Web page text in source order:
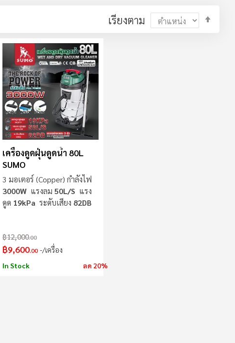
เรียงตาม
เครื่องดูดฝุ่นดูดน้ำ 80L
SUMO
3 มอเตอร์ (Copper) กำลังไฟ
3000W แรงลม 50L/S แรง
ดูด 19kPa ระดับเสียง 82DB
฿12,000.00
฿9,600.00 /เครื่อง
In Stock ลด 20%